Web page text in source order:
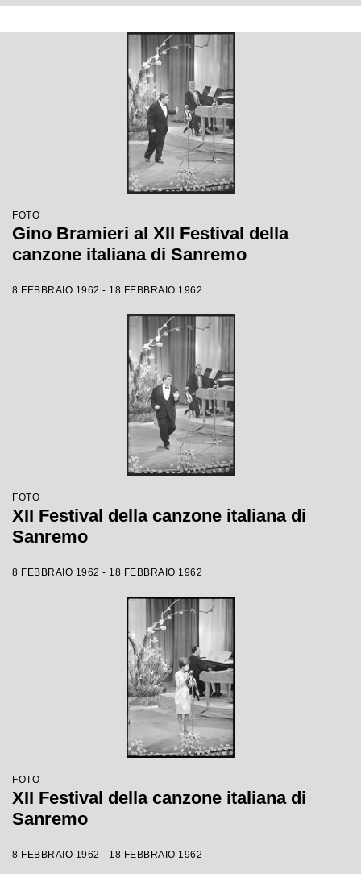
FOTO
Gino Bramieri al XII Festival della
canzone italiana di Sanremo
8 FEBBRAIO 1962 - 18 FEBBRAIO 1962
FOTO
XII Festival della canzone italiana di
Sanremo
8 FEBBRAIO 1962 - 18 FEBBRAIO 1962
FOTO
XII Festival della canzone italiana di
Sanremo
8 FEBBRAIO 1962 - 18 FEBBRAIO 1962